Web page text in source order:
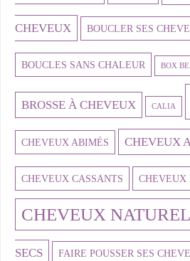
CHEVEUX BOUCLER SES
BOUCLES SANS CHALEUR BOX
BROSSE À CHEVEUX CALIA
CHEVEUX ABIMÉS CHEVEUX
CHEVEUX CASSANTS CHEVEUX
CHEVEUX
SECS FAIRE POUSSER SES